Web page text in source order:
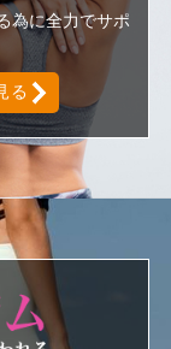
為に全力でサポ
る
美尻美脚ジ